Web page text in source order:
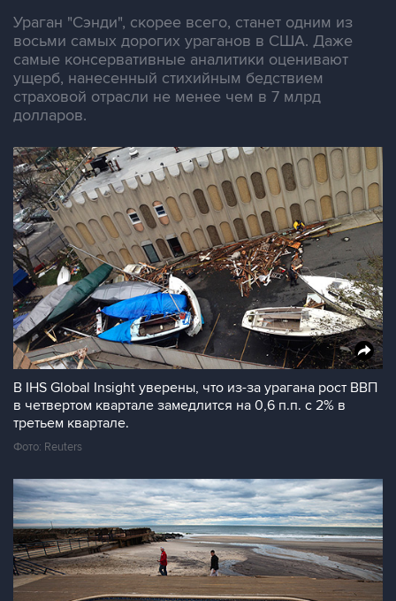
Ураган "Сэнди", скорее всего, станет одним из
восьми самых дорогих ураганов в США. Даже
самые консервативные аналитики оценивают
ущерб, нанесенный стихийным бедствием
страховой отрасли не менее чем в 7 млрд
долларов.
В IHS Global Insight уверены, что из-за урагана рост ВВП
в четвертом квартале замедлится на 0,6 п.п. с 2% в
третьем квартале.
Фото: Reuters